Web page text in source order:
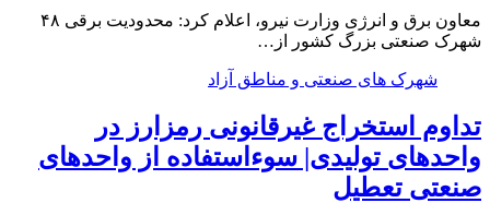
معاون برق و انرژی وزارت نیرو، اعلام کرد: محدودیت برقی ۴۸
شهرک صنعتی بزرگ کشور از…
شهرک های صنعتی و مناطق آزاد
تداوم استخراج غیرقانونی رمزارز در
واحدهای تولیدی| سوءاستفاده از واحدهای
صنعتی تعطیل